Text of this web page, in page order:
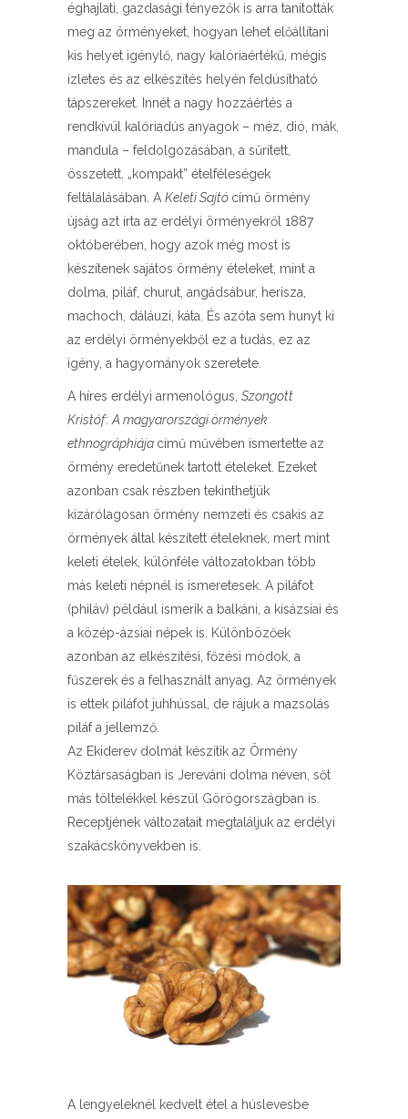
éghajlati, gazdasági tényezők is arra tanították
meg az örményeket, hogyan lehet előállítani
kis helyet igénylő, nagy kalóriaértékű, mégis
ízletes és az elkészítés helyén feldúsítható
tápszereket. Innét a nagy hozzáértés a
rendkívül kalóriadús anyagok – méz, dió, mák,
mandula – feldolgozásában, a sűrített,
összetett, „kompakt” ételféleségek
feltálalásában. A Keleti Sajtó című örmény
újság azt írta az erdélyi örményekről 1887
októberében, hogy azok még most is
készítenek sajátos örmény ételeket, mint a
dolma, piláf, churut, angádsábur, herisza,
machoch, dáláuzi, káta. És azóta sem hunyt ki
az erdélyi örményekből ez a tudás, ez az
igény, a hagyományok szeretete.
A híres erdélyi armenológus, Szongott
Kristóf: A magyarországi örmények
ethnográphiája című művében ismertette az
örmény eredetűnek tartott ételeket. Ezeket
azonban csak részben tekinthetjük
kizárólagosan örmény nemzeti és csakis az
örmények által készített ételeknek, mert mint
keleti ételek, különféle változatokban több
más keleti népnél is ismeretesek. A piláfot
(philáv) például ismerik a balkáni, a kisázsiai és
a közép-ázsiai népek is. Különbözőek
azonban az elkészítési, főzési módok, a
fűszerek és a felhasznált anyag. Az örmények
is ettek piláfot juhhússal, de rájuk a mazsolás
piláf a jellemző.
Az Ekiderev dolmát készítik az Örmény
Köztársaságban is Jereváni dolma néven, sőt
más töltelékkel készül Görögországban is.
Receptjének változatait megtaláljuk az erdélyi
szakácskönyvekben is.
A lengyeleknél kedvelt étel a húslevesbe